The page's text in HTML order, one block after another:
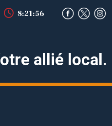
8:21:57
allié local.